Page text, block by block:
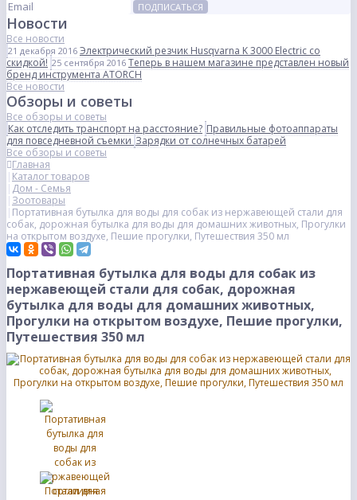
ПОДПИСАТЬСЯ
Новости
Все новости
21 декабря 2016 Электрический резчик Husqvarna K 3000 Electric со
скидкой! 25 сентября 2016 Теперь в нашем магазине представлен новый
бренд инструмента ATORCH
Все новости
Обзоры и советы
Все обзоры и советы
Как отследить транспорт на расстояние? Правильные фотоаппараты
для повседневной съемкиЗарядки от солнечных батарей
Все обзоры и советы
Главная
Каталог товаров
Дом - Семья
Зоотовары
Портативная бутылка для воды для собак из нержавеющей стали для
собак, дорожная бутылка для воды для домашних животных, Прогулки
на открытом воздухе, Пешие прогулки, Путешествия 350 мл
Портативная бутылка для воды для собак из
нержавеющей стали для собак, дорожная
бутылка для воды для домашних животных,
Прогулки на открытом воздухе, Пешие прогулки,
Путешествия 350 мл